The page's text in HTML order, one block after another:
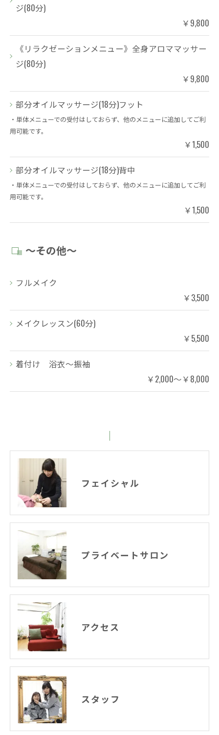
ジ(80分)
￥9,800
《リラクゼーションメニュー》全身アロママッサー
ジ(80分)
￥9,800
部分オイルマッサージ(18分)フット
・単体メニューでの受付はしておらず、他のメニューに追加してご利
用可能です。
￥1,500
部分オイルマッサージ(18分)背中
・単体メニューでの受付はしておらず、他のメニューに追加してご利
用可能です。
￥1,500
～その他～
フルメイク
￥3,500
メイクレッスン(60分)
￥5,500
着付け 浴衣～振袖
￥2,000～￥8,000
フェイシャル
プライベートサロン
アクセス
スタッフ